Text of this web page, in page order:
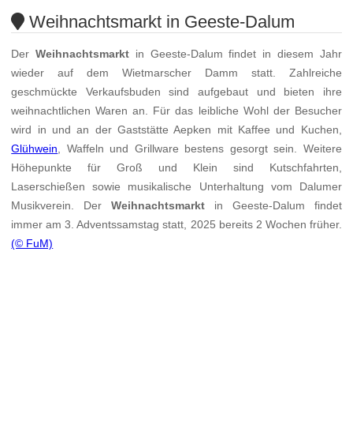
Weihnachtsmarkt in Geeste-Dalum
DerWeihnachtsmarkt in Geeste-Dalum findet in diesem Jahr
wieder auf dem Wietmarscher Damm statt. Zahlreiche
geschmückte Verkaufsbuden sind aufgebaut und bieten ihre
weihnachtlichen Waren an. Für das leibliche Wohl der Besucher
wird in und an der Gaststätte Aepken mit Kaffee und Kuchen,
Glühwein, Waffeln und Grillware bestens gesorgt sein. Weitere
Höhepunkte für Groß und Klein sind Kutschfahrten,
Laserschießen sowie musikalische Unterhaltung vom Dalumer
Musikverein. DerWeihnachtsmarkt in Geeste-Dalum findet
immer am 3. Adventssamstag statt, 2025 bereits 2 Wochen früher.
(© FuM)